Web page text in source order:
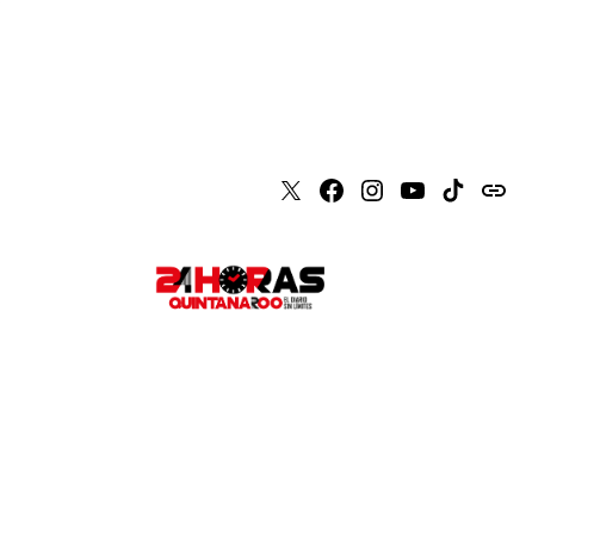
X Faceboook
Instagram
Youtube
Tiktokissuu